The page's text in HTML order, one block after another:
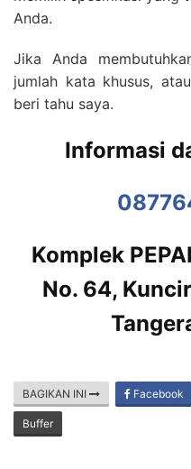
Anda.
Jika Anda
jumlah kata khusus,
beri tahu saya.
Informasi
Komplek
No. 64,
BAGIKAN INI Facebook
Buffer